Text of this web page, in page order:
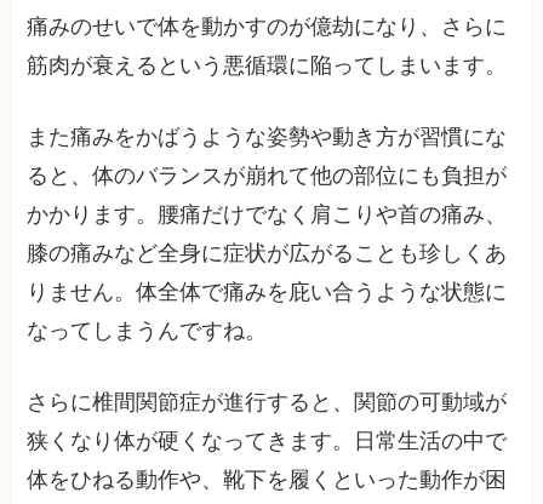
痛みのせいで体を動かすのが億劫になり、さらに
筋肉が衰えるという悪循環に陥ってしまいます。
また痛みをかばうような姿勢や動き方が習慣にな
ると、体のバランスが崩れて他の部位にも負担が
かかります。腰痛だけでなく肩こりや首の痛み、
膝の痛みなど全身に症状が広がることも珍しくあ
りません。体全体で痛みを庇い合うような状態に
なってしまうんですね。
さらに椎間関節症が進行すると、関節の可動域が
狭くなり体が硬くなってきます。日常生活の中で
体をひねる動作や、靴下を履くといった動作が困